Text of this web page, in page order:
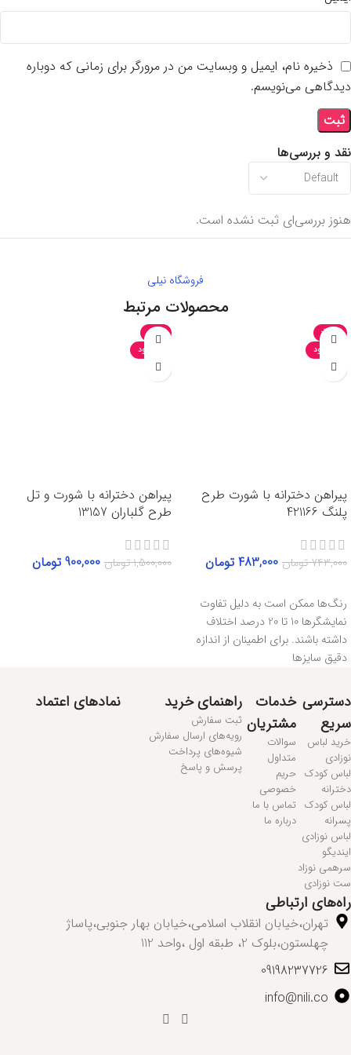
نقد و بررسی‌ها
هنوز بررسی‌ای ثبت نشده است.
ذخیره نام، ایمیل و وبسایت من در مرورگر برای زمانی که دوباره
دیدگاهی می‌نویسم.
فروشگاه نیلی
محصولات مرتبط
-35%
ناموجود
پیراهن دخترانه با شورت طرح
پلنگ 421166
743,000تومان 483,000 تومان
رنگ‌ها ممکن است به دلیل تفاوت
نمایشگرها 10 تا 20 درصد اختلاف
داشته باشند. برای اطمینان از اندازه
دقیق سایزها
-40%
ناموجود
پیراهن دخترانه با شورت و تل
طرح گلباران 13157
1,500,000تومان 900,000 تومان
دسترسی
سریع
خرید لباس
نوزادی
لباس کودک
دخترانه
لباس کودک
پسرانه
لباس نوزادی
ایندیگو
سرهمی نوزاد
ست نوزادی
خدمات
مشتریان
سوالات
متداول
حریم
خصوصی
تماس با ما
درباره ما
راهنمای خرید
ثبت سفارش
رویه‌های ارسال سفارش
شیوه‌های پرداخت
پرسش و پاسخ
نمادهای اعتماد
راه‌های ارتباطی
تهران،خیابان انقلاب اسلامی،خیابان بهار جنوبی،پاساژ
چهلستون،بلوک 2، طبقه اول ،واحد 112
09198237726
info@nili.co